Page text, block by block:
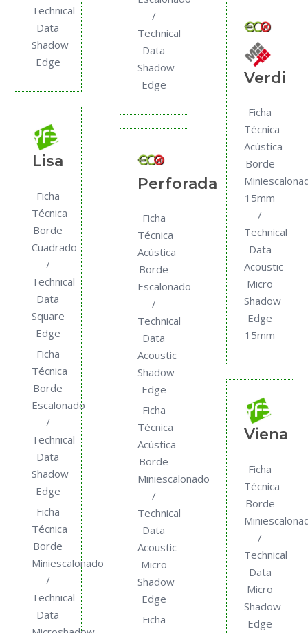
Technical
Data
Shadow
Edge
Lisa
Ficha
Técnica
Borde
Cuadrado
/
Technical
Data
Square
Edge
Ficha
Técnica
Borde
Escalonado
/
Technical
Data
Shadow
Edge
Ficha
Técnica
Borde
Miniescalonado
/
Technical
Data
/
Technical
Data
Shadow
Edge
Perforada
Ficha
Técnica
Acústica
Borde
Escalonado
/
Technical
Data
Acoustic
Shadow
Edge
Ficha
Técnica
Acústica
Borde
Miniescalonado
/
Technical
Data
Acoustic
Micro
Shadow
Edge
Ficha
Verdi
Ficha
Técnica
Acústica
Borde
15mm
/
Technical
Data
Acoustic
Micro
Shadow
Edge
15mm
Viena
Ficha
Técnica
Borde
/
Technical
Data
Micro
Shadow
Edge